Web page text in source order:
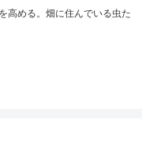
高める。畑に住んでいる虫た